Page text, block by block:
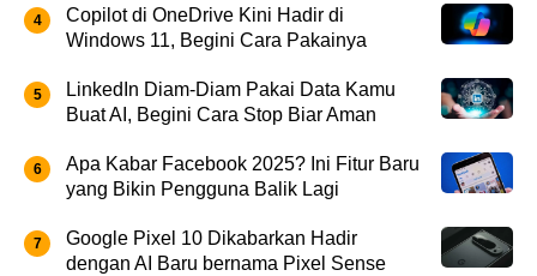
Copilot di OneDrive Kini Hadir di
Windows 11, Begini Cara Pakainya
LinkedIn Diam-Diam Pakai Data Kamu
Buat AI, Begini Cara Stop Biar Aman
Apa Kabar Facebook 2025? Ini Fitur Baru
yang Bikin Pengguna Balik Lagi
Google Pixel 10 Dikabarkan Hadir
dengan AI Baru bernama Pixel Sense